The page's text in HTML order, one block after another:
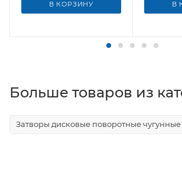
В КОРЗИНУ В
Больше товаров из
Затворы дисковые поворотные чугунные